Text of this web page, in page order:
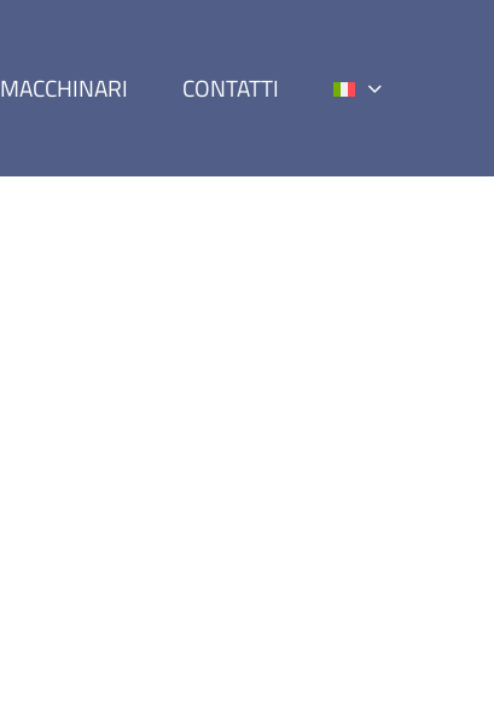
MACCHINARI CONTATTI